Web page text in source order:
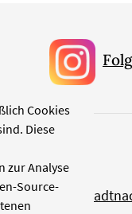
Cookies
Diese
zur Analyse
Source-